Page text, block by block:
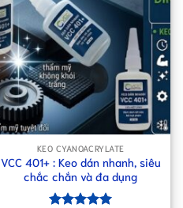
KEO CYANOACRYLATE
VCC 401+ : Keo dán nhanh, siêu
chắc chắn và đa dụng